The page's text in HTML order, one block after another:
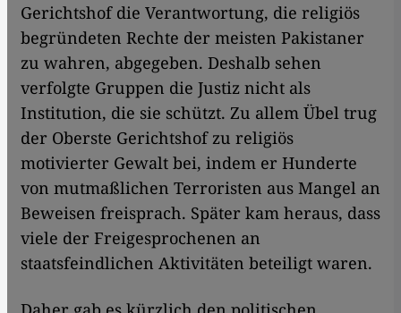
Gerichtshof die Verantwortung, die religiös
begründeten Rechte der meisten Pakistaner
zu wahren, abgegeben. Deshalb sehen
verfolgte Gruppen die Justiz nicht als
Institution, die sie schützt. Zu allem Übel trug
der Oberste Gerichtshof zu religiös
motivierter Gewalt bei, indem er Hunderte
von mutmaßlichen Terroristen aus Mangel an
Beweisen freisprach. Später kam heraus, dass
viele der Freigesprochenen an
staatsfeindlichen Aktivitäten beteiligt waren.